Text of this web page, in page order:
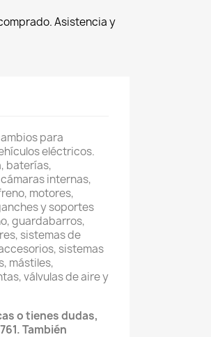
Asistencia y
para
eléctricos.
baterías,
internas,
motores,
y soportes
guardabarros,
sistemas de
sistemas
mástiles,
válvulas de aire y
o tienes dudas,
También